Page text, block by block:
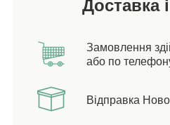
Доставка
Замовлення
або по
Відправка